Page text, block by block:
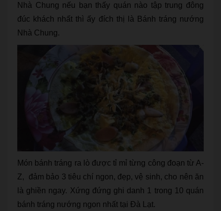
Nhà Chung nếu bạn thấy quán nào tập trung đông
đúc khách nhất thì ấy đích thị là Bánh tráng nướng
Nhà Chung.
Món bánh tráng ra lò được tỉ mỉ từng công đoạn từ A-
Z, đảm bảo 3 tiêu chí ngon, đẹp, vệ sinh, cho nên ăn
là ghiền ngay. Xứng đứng ghi danh 1 trong 10 quán
bánh tráng nướng ngon nhất tại Đà Lạt.